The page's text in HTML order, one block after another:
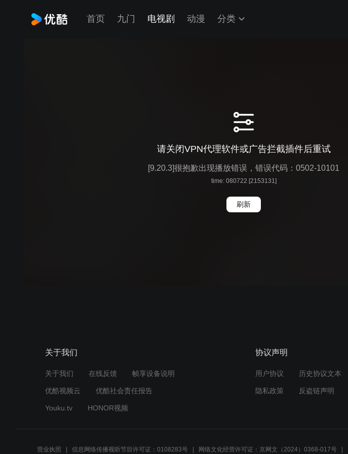
首页 九门 电视剧 动漫 分类
请关闭VPN代理软件或广告拦截插件后重试
[9.20.3]很抱歉出现播放错误，错误代码：0502-10101
time: 080722 [2153131]
刷新
关于我们
关于我们 在线反馈 帧享设备说明
优酷视频云 优酷社会责任报告
Youku.tv HONOR视频
协议声明
用户协议 历史协议文本
隐私政策 反盗链声明
营业执照 信息网络传播视听节目许可证：0108283号 网络文化经营许可证：京网文（2024）0368-017号